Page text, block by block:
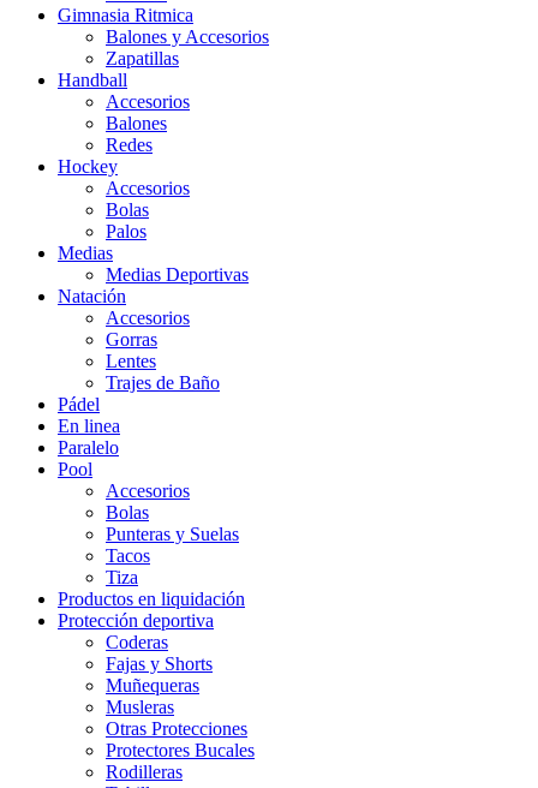
Gimnasia Ritmica
Balones y Accesorios
Zapatillas
Handball
Accesorios
Balones
Redes
Hockey
Accesorios
Bolas
Palos
Medias
Medias Deportivas
Natación
Accesorios
Gorras
Lentes
Trajes de Baño
Pádel
En linea
Paralelo
Pool
Accesorios
Bolas
Punteras y Suelas
Tacos
Tiza
Productos en liquidación
Protección deportiva
Coderas
Fajas y Shorts
Muñequeras
Musleras
Otras Protecciones
Protectores Bucales
Rodilleras